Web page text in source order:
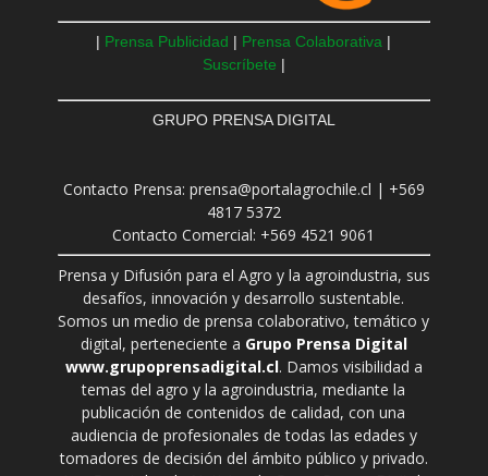
| Prensa Publicidad | Prensa Colaborativa |
Suscríbete |
GRUPO PRENSA DIGITAL
Contacto Prensa: prensa@portalagrochile.cl | +569
4817 5372
Contacto Comercial: +569 4521 9061
Prensa y Difusión para el Agro y la agroindustria, sus
desafíos, innovación y desarrollo sustentable.
Somos un medio de prensa colaborativo, temático y
digital, perteneciente a Grupo Prensa Digital
www.grupoprensadigital.cl. Damos visibilidad a
temas del agro y la agroindustria, mediante la
publicación de contenidos de calidad, con una
audiencia de profesionales de todas las edades y
tomadores de decisión del ámbito público y privado.